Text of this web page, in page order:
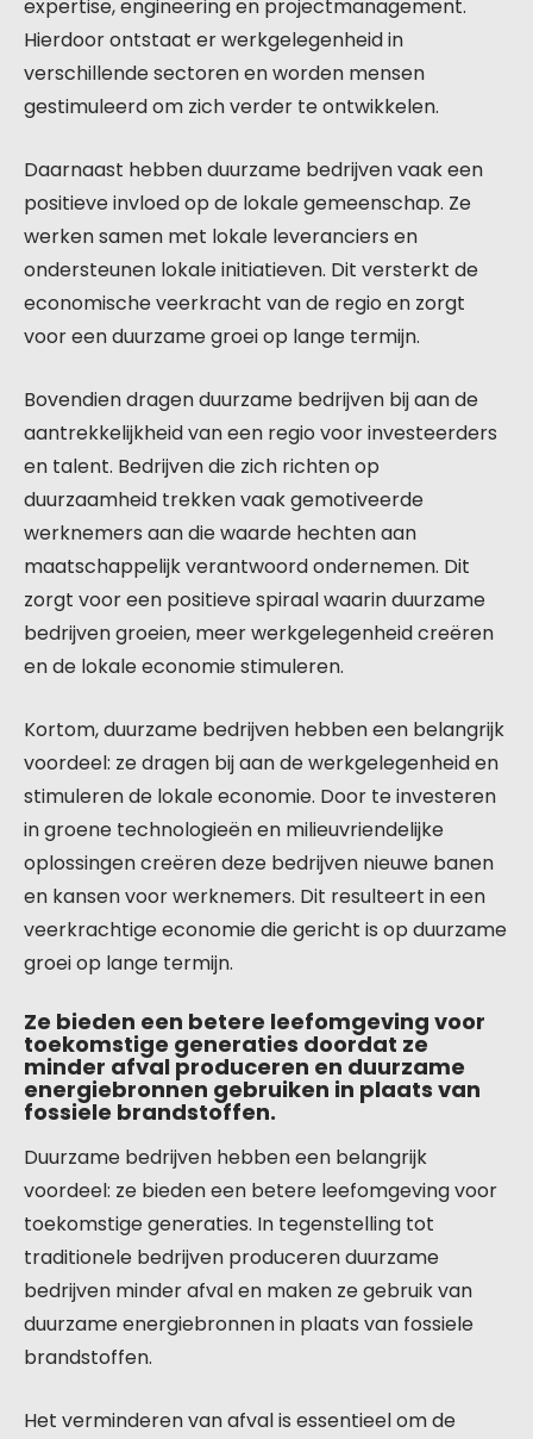
expertise, engineering en projectmanagement.
Hierdoor ontstaat er werkgelegenheid in
verschillende sectoren en worden mensen
gestimuleerd om zich verder te ontwikkelen.
Daarnaast hebben duurzame bedrijven vaak een
positieve invloed op de lokale gemeenschap. Ze
werken samen met lokale leveranciers en
ondersteunen lokale initiatieven. Dit versterkt de
economische veerkracht van de regio en zorgt
voor een duurzame groei op lange termijn.
Bovendien dragen duurzame bedrijven bij aan de
aantrekkelijkheid van een regio voor investeerders
en talent. Bedrijven die zich richten op
duurzaamheid trekken vaak gemotiveerde
werknemers aan die waarde hechten aan
maatschappelijk verantwoord ondernemen. Dit
zorgt voor een positieve spiraal waarin duurzame
bedrijven groeien, meer werkgelegenheid creëren
en de lokale economie stimuleren.
Kortom, duurzame bedrijven hebben een belangrijk
voordeel: ze dragen bij aan de werkgelegenheid en
stimuleren de lokale economie. Door te investeren
in groene technologieën en milieuvriendelijke
oplossingen creëren deze bedrijven nieuwe banen
en kansen voor werknemers. Dit resulteert in een
veerkrachtige economie die gericht is op duurzame
groei op lange termijn.
Ze bieden een betere leefomgeving voor
toekomstige generaties doordat ze
minder afval produceren en duurzame
energiebronnen gebruiken in plaats van
fossiele brandstoffen.
Duurzame bedrijven hebben een belangrijk
voordeel: ze bieden een betere leefomgeving voor
toekomstige generaties. In tegenstelling tot
traditionele bedrijven produceren duurzame
bedrijven minder afval en maken ze gebruik van
duurzame energiebronnen in plaats van fossiele
brandstoffen.
Het verminderen van afval is essentieel om de